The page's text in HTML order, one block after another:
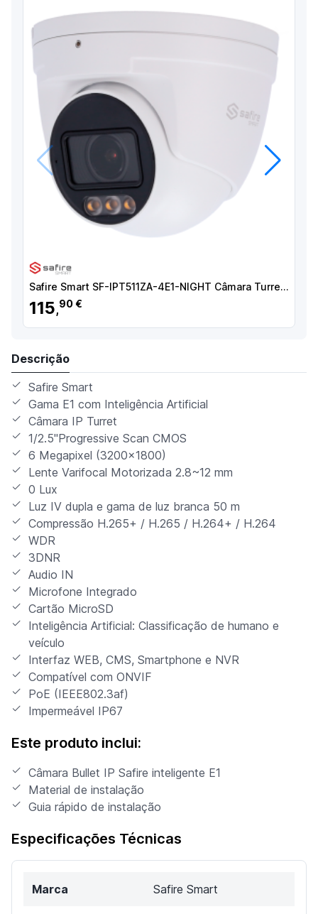
Anterior Próximo
Safire Smart SF-IPT511ZA-4E1-NIGHT Câmara Turret IP E1 NightColor X AI-ISP, 4 MP, 2.8-12 mm, 30 m, PoE, IP67, Áudio, MicroSD, Deteção de movimento, IA , Branco - 8435325489759
115,90 €
Descrição
Safire Smart
Gama E1 com Inteligência Artificial
Câmara IP Turret
1/2.5"Progressive Scan CMOS
6 Megapixel (3200×1800)
Lente Varifocal Motorizada 2.8~12 mm
0 Lux
Luz IV dupla e gama de luz branca 50 m
Compressão H.265+ / H.265 / H.264+ / H.264
WDR
3DNR
Audio IN
Microfone Integrado
Cartão MicroSD
Inteligência Artificial: Classificação de humano e
veículo
Interfaz WEB, CMS, Smartphone e NVR
Compatível com ONVIF
PoE (IEEE802.3af)
Impermeável IP67
Este produto inclui:
Câmara Bullet IP Safire inteligente E1
Material de instalação
Guia rápido de instalação
Especificações Técnicas
Marca Safire Smart